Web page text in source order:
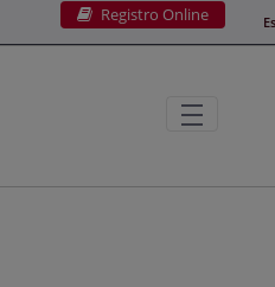
Registro Online